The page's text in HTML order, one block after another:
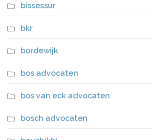
bissessur
bkr
bordewijk
bos advocaten
bos van eck advocaten
bosch advocaten